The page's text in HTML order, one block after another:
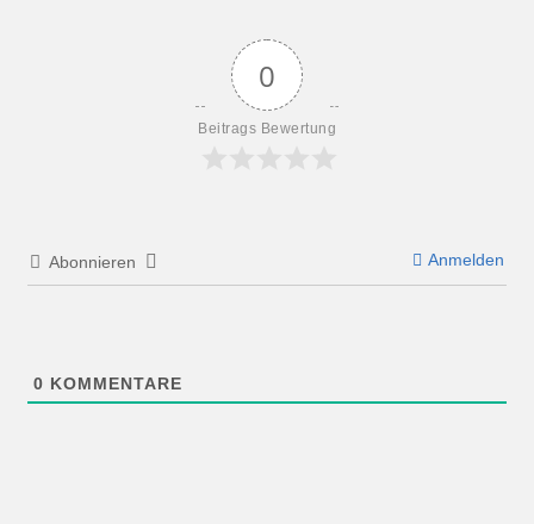
0
Beitrags Bewertung
Abonnieren Anmelden
0 KOMMENTARE